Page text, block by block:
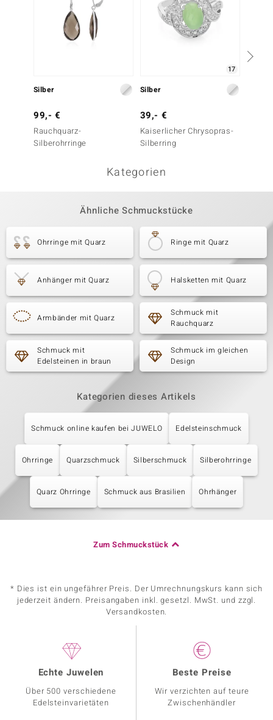
Silber
99,- €
Rauchquarz-
Silberohrringe
17
Silber
39,- €
Kaiserlicher Chrysopras-
Silberring
Kategorien
Ähnliche Schmuckstücke
Ohrringe mit Quarz Ringe mit Quarz
Anhänger mit Quarz Halsketten mit Quarz
Armbänder mit Quarz
Schmuck mit
Rauchquarz
Schmuck mit
Edelsteinen in braun
Schmuck im gleichen
Design
Kategorien dieses Artikels
Schmuck online kaufen bei JUWELO Edelsteinschmuck
Ohrringe Quarzschmuck Silberschmuck Silberohrringe
Quarz Ohrringe Schmuck aus Brasilien Ohrhänger
Zum Schmuckstück
* Dies ist ein ungefährer Preis. Der Umrechnungskurs kann sich
jederzeit ändern. Preisangaben inkl. gesetzl. MwSt. und zzgl.
Versandkosten.
Echte Juwelen
Über 500 verschiedene
Edelsteinvarietäten
Beste Preise
Wir verzichten auf teure
Zwischenhändler